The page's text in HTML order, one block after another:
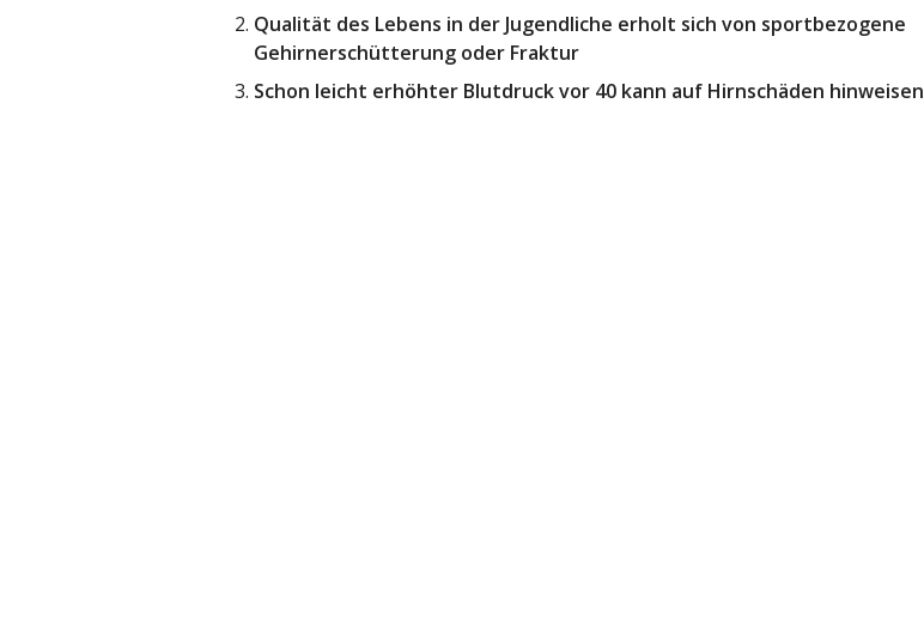
Qualität des Lebens in der Jugendliche erholt sich von sportbezogene
Gehirnerschütterung oder Fraktur
Schon leicht erhöhter Blutdruck vor 40 kann auf Hirnschäden hinweisen